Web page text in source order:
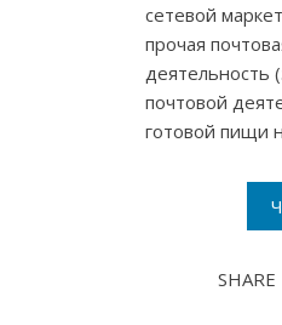
сетевой
прочая
деятельность
почтовой
готовой пищи
SHARE